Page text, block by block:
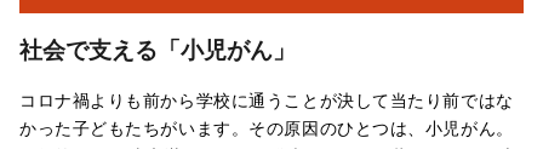
社会で支える「小児がん」
コロナ禍よりも前から学校に通うことが決して当たり前ではな
かった子どもたちがいます。その原因のひとつは、小児がん。